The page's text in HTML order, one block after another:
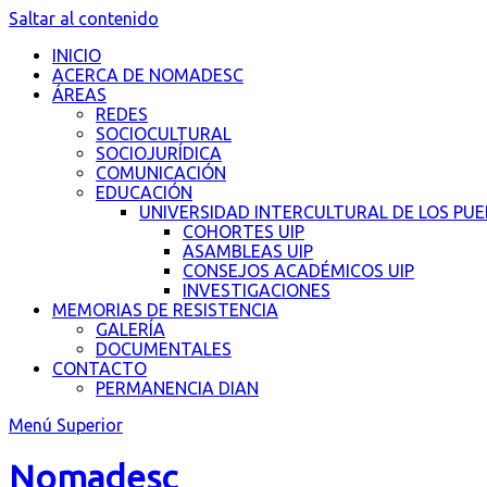
Saltar al contenido
INICIO
ACERCA DE NOMADESC
ÁREAS
REDES
SOCIOCULTURAL
SOCIOJURÍDICA
COMUNICACIÓN
EDUCACIÓN
UNIVERSIDAD INTERCULTURAL DE LOS
COHORTES UIP
ASAMBLEAS UIP
CONSEJOS ACADÉMICOS UIP
INVESTIGACIONES
MEMORIAS DE RESISTENCIA
GALERÍA
DOCUMENTALES
CONTACTO
PERMANENCIA DIAN
Menú Superior
Nomadesc